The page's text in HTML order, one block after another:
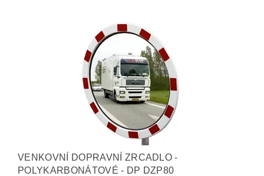
VENKOVNÍ DOPRAVNÍ ZRCADLO -
POLYKARBONÁTOVÉ - DP DZP80